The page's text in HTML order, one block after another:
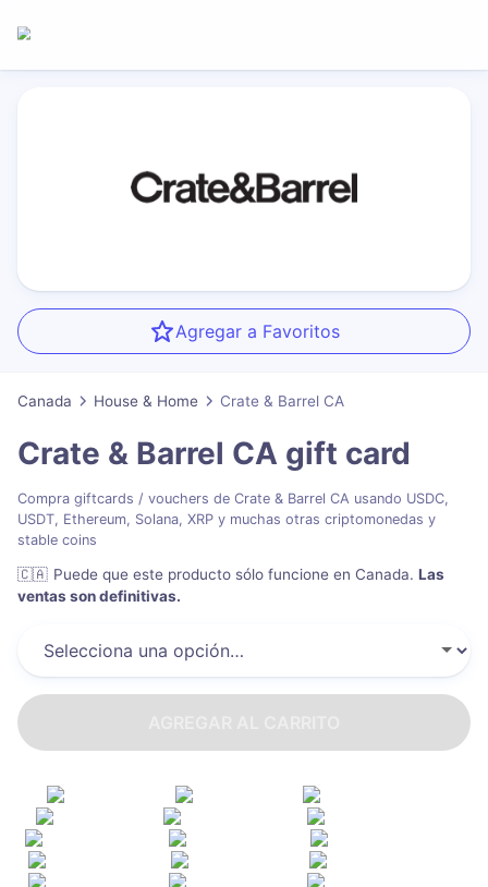
Agregar a Favoritos
Canada House & Home Crate & Barrel CA
Crate & Barrel CA gift card
Compra giftcards / vouchers de Crate & Barrel CA usando USDC,
USDT, Ethereum, Solana, XRP y muchas otras criptomonedas y
stable coins
🇨🇦 Puede que este producto sólo funcione en Canada. Las
ventas son definitivas.